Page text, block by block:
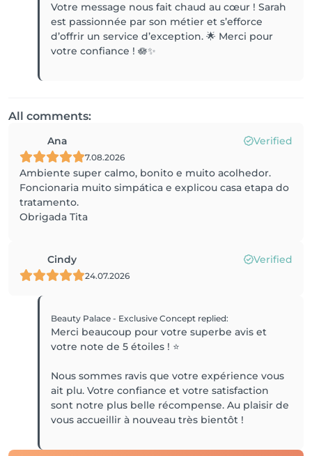
Votre message nous fait chaud au cœur ! Sarah
est passionnée par son métier et s’efforce
d’offrir un service d’exception. 🌟 Merci pour
votre confiance ! 🪷✨
All comments:
Ana Verified
7.08.2026
Ambiente super calmo, bonito e muito acolhedor.
Foncionaria muito simpática e explicou casa etapa do
tratamento.
Obrigada Tita
Cindy Verified
24.07.2026
Beauty Palace - Exclusive Concept replied:
Merci beaucoup pour votre superbe avis et
votre note de 5 étoiles ! ⭐️
Nous sommes ravis que votre expérience vous
ait plu. Votre confiance et votre satisfaction
sont notre plus belle récompense. Au plaisir de
vous accueillir à nouveau très bientôt !